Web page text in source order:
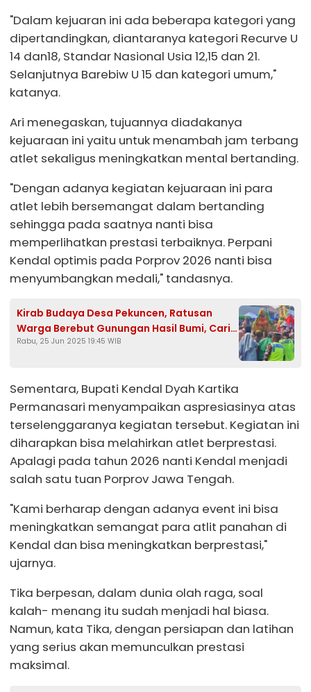
"Dalam kejuaran ini ada beberapa kategori yang
dipertandingkan, diantaranya kategori Recurve U
14 dan18, Standar Nasional Usia 12,15 dan 21.
Selanjutnya Barebiw U 15 dan kategori umum,"
katanya.
Ari menegaskan, tujuannya diadakanya
kejuaraan ini yaitu untuk menambah jam terbang
atlet sekaligus meningkatkan mental bertanding.
"Dengan adanya kegiatan kejuaraan ini para
atlet lebih bersemangat dalam bertanding
sehingga pada saatnya nanti bisa
memperlihatkan prestasi terbaiknya. Perpani
Kendal optimis pada Porprov 2026 nanti bisa
menyumbangkan medali," tandasnya.
Kirab Budaya Desa Pekuncen, Ratusan
Warga Berebut Gunungan Hasil Bumi, Cari
Keberkahan
Rabu, 25 Jun 2025 19:45 WIB
Sementara, Bupati Kendal Dyah Kartika
Permanasari menyampaikan aspresiasinya atas
terselenggaranya kegiatan tersebut. Kegiatan ini
diharapkan bisa melahirkan atlet berprestasi.
Apalagi pada tahun 2026 nanti Kendal menjadi
salah satu tuan Porprov Jawa Tengah.
"Kami berharap dengan adanya event ini bisa
meningkatkan semangat para atlit panahan di
Kendal dan bisa meningkatkan berprestasi,"
ujarnya.
Tika berpesan, dalam dunia olah raga, soal
kalah- menang itu sudah menjadi hal biasa.
Namun, kata Tika, dengan persiapan dan latihan
yang serius akan memunculkan prestasi
maksimal.